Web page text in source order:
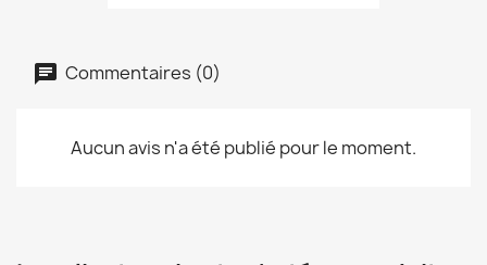
Commentaires (0)
Aucun avis n'a été publié pour le moment.